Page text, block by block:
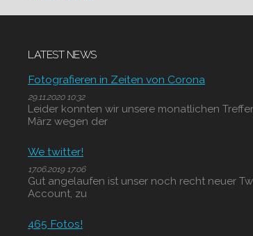
LATEST NEWS
Fotografieren in Zeiten von Corona
29.11.2020 10:32
Leider konnten wir unsere monatlichen
März wegen der
We twitter!
17.06.2019 17:06
Gut angelaufen ist unser noch recht neuer
Account, zu
465 Fotos!